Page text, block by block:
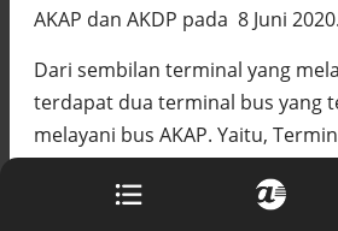
AKAP dan AKDP pada 8 Juni 2020.
Dari sembilan terminal yang
terdapat dua terminal bus yang
melayani bus AKAP. Yaitu,
Sementara, tujuh terminal yang
Mungkinkah duet
Alinea.id - Politik
Pemprov Sultra
imbau masyarakat
Alinea.id - Peristiwa